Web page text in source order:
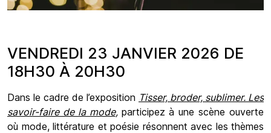
VENDREDI 23 JANVIER 2026 DE
18H30 À 20H30
Dans le cadre de l’exposition Tisser, broder, sublimer. Les
savoir-faire de la mode, participez à une scène ouverte
où mode, littérature et poésie résonnent avec les thèmes